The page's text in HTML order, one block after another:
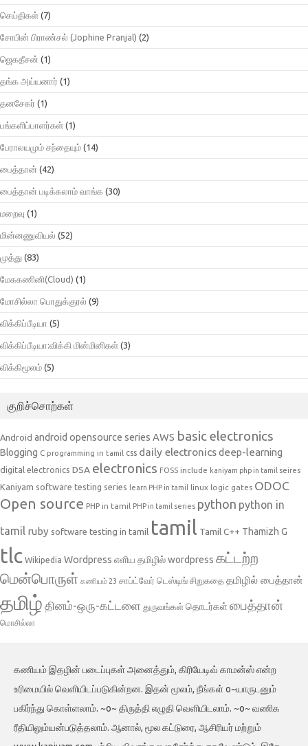
செய்திகள் (7)
சோபின் பிராண்சல் (Jophine Pranjal) (2)
ஜெகதீசன் (1)
தங்க அய்யனார் (1)
தனசேகர் (1)
பங்களிப்பாளர்கள் (1)
பேராலயமும் சந்தையும் (14)
பைத்தான் (42)
பைத்தான் படிக்கலாம் வாங்க (30)
மறைவு (1)
மின்னணுவியல் (52)
முத்து (83)
மேககணினி(Cloud) (1)
மோசில்லா பொதுக்குரல் (9)
விக்கிப்பீடியா (5)
விக்கிப்பீடியா:விக்கி மின்மினிகள் (3)
விக்கிமூலம் (5)
குறிச்சொற்கள்
Android android opensource series AWS basic electronics
Blogging C programming in tamil css daily electronicsdeep-learning
digital electronics DSA electronics FOSS include kaniyam php in tamil seires
Kaniyam software testing series learn PHP in tamil linux logic gates ODOC
Open source PHP in tamil PHP in tamil series python python in
tamil ruby software testing in tamil tamil Tamil C++ Thamizh G
tlc Wikipedia Wordpress எளிய தமிழில் wordpress கட்டற்ற
மென்பொருள் கணியம் 23 சாப்ட்வேர் டெஸ்டிங் சிறுகதை தமிழில் பைத்தான்
தமிழ் தினம்-ஒரு-கட்டளை துருவங்கள் தொடர்கள்பைத்தான்
மொசில்லா
கணியம் இதழின் படைப்புகள் அனைத்தும், கிரியேடிவ் காமன்ஸ் என்ற
உரிமையில் வெளியிடப்படுகின்றன. இதன் மூலம், நீங்கள் o~யாருடனும்
பகிர்ந்து கொள்ளலாம். ~o~ திருத்தி எழுதி வெளியிடலாம். ~o~ வணிக
ரீதியிலும்யன்படுத்தலாம். ஆனால், மூல கட்டுரை, ஆசிரியர் மற்றும்